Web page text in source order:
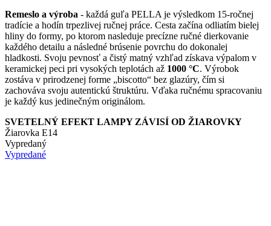
Remeslo a výroba - každá guľa PELLA je výsledkom 15-ročnej
tradície a hodín trpezlivej ručnej práce. Cesta začína odliatím bielej
hliny do formy, po ktorom nasleduje precízne ručné dierkovanie
každého detailu a následné brúsenie povrchu do dokonalej
hladkosti. Svoju pevnosť a čistý matný vzhľad získava výpalom v
keramickej peci pri vysokých teplotách až 1000 °C. Výrobok
zostáva v prirodzenej forme „biscotto“ bez glazúry, čím si
zachováva svoju autentickú štruktúru. Vďaka ručnému spracovaniu
je každý kus jedinečným originálom.
SVETELNÝ EFEKT LAMPY ZÁVISÍ OD ŽIAROVKY
Žiarovka E14
Vypredaný
Vypredané